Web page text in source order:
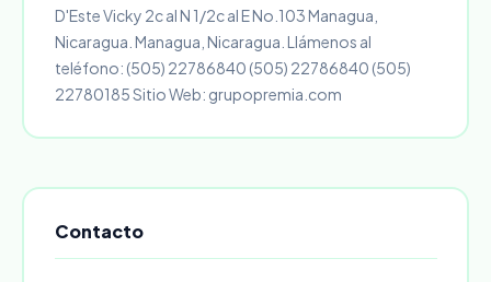
D'Este Vicky 2c al N 1/2c al E No.103 Managua,
Nicaragua. Managua, Nicaragua. Llámenos al
teléfono: (505) 22786840 (505) 22786840 (505)
22780185 Sitio Web: grupopremia.com
Contacto